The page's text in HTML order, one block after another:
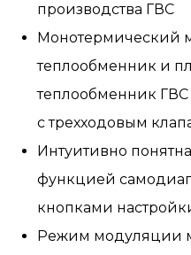
производства ГВС
Монотермический
теплообменник и
теплообменник
с трехходовым
Интуитивно
функцией
кнопками
Режим модуляции